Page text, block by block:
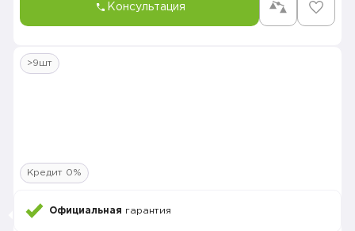
Консультация
>9шт
Кредит 0%
Официальная гарантия